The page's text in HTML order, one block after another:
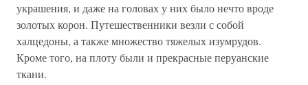
украшения, и даже на головах у них было нечто вроде
золотых корон. Путешественники везли с собой
халцедоны, а также множество тяжелых изумрудов.
Кроме того, на плоту были и прекрасные перуанские
ткани.